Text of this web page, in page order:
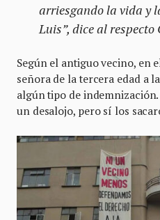
arriesgando la vida y
Luis”, dice al respecto
Según el antiguo vecino, en
señora de la tercera edad a
algún tipo de
un desalojo, pero sí los